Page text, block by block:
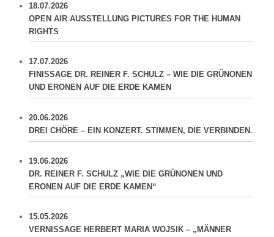
18.07.2026
OPEN AIR AUSSTELLUNG PICTURES FOR THE HUMAN
RIGHTS
17.07.2026
FINISSAGE DR. REINER F. SCHULZ – WIE DIE GRÜNONEN
UND ERONEN AUF DIE ERDE KAMEN
20.06.2026
DREI CHÖRE – EIN KONZERT. STIMMEN, DIE VERBINDEN.
19.06.2026
DR. REINER F. SCHULZ „WIE DIE GRÜNONEN UND
ERONEN AUF DIE ERDE KAMEN“
15.05.2026
VERNISSAGE HERBERT MARIA WOJSIK – „MÄNNER